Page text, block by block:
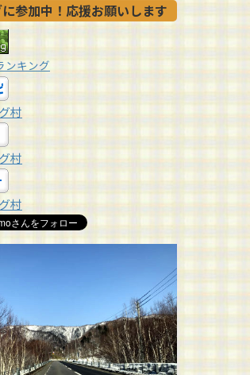
参加中！応援お願いします
ンキング
村
村
村